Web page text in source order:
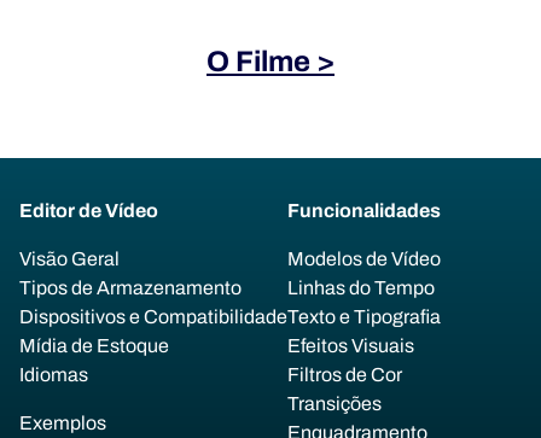
O Filme >
Editor de Vídeo
Visão Geral
Tipos de Armazenamento
Dispositivos e Compatibilidade
Mídia de Estoque
Idiomas
Exemplos
Funcionalidades
Modelos de Vídeo
Linhas do Tempo
Texto e Tipografia
Efeitos Visuais
Filtros de Cor
Transições
Enquadramento